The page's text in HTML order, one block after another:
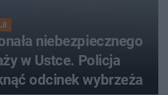
niebezpiecznego
w Ustce. Policja
odcinek wybrzeża